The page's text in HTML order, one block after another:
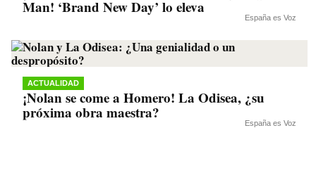
Man! ‘Brand New Day’ lo eleva
España es Voz
ACTUALIDAD
¡Nolan se come a Homero! La Odisea, ¿su
próxima obra maestra?
España es Voz